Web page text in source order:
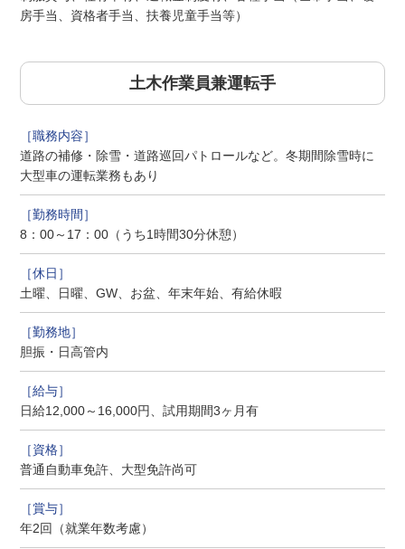
房手当、資格者手当、扶養児童手当等）
土木作業員兼運転手
道路の補修・除雪・道路巡回パトロールなど。冬期間除雪時に
大型車の運転業務もあり
8：00～17：00（うち1時間30分休憩）
土曜、日曜、GW、お盆、年末年始、有給休暇
胆振・日高管内
日給12,000～16,000円、試用期間3ヶ月有
普通自動車免許、大型免許尚可
年2回（就業年数考慮）